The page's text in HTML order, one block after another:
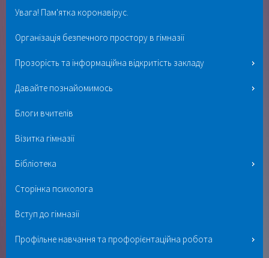
Увага! Пам'ятка коронавірус.
Організація безпечного простору в гімназії
Прозорість та інформаційна відкритість закладу
Давайте познайомимось
Блоги вчителів
Візитка гімназії
Бібліотека
Сторінка психолога
Вступ до гімназії
Профільне навчання та профорієнтаційна робота